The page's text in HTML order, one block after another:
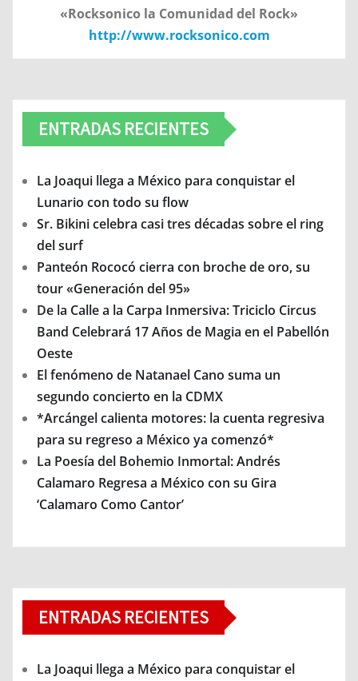
«Rocksonico la Comunidad del Rock»
http://www.rocksonico.com
ENTRADAS RECIENTES
La Joaqui llega a México para conquistar el
Lunario con todo su flow
Sr. Bikini celebra casi tres décadas sobre el ring
del surf
Panteón Rococó cierra con broche de oro, su
tour «Generación del 95»
De la Calle a la Carpa Inmersiva: Triciclo Circus
Band Celebrará 17 Años de Magia en el Pabellón
Oeste
El fenómeno de Natanael Cano suma un
segundo concierto en la CDMX
*Arcángel calienta motores: la cuenta regresiva
para su regreso a México ya comenzó*
La Poesía del Bohemio Inmortal: Andrés
Calamaro Regresa a México con su Gira
‘Calamaro Como Cantor’
ENTRADAS RECIENTES
La Joaqui llega a México para conquistar el